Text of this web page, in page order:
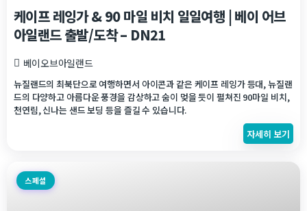
케이프 레잉가 & 90 마일 비치 일일여행 | 베이 어브
아일랜드 출발/도착 – DN21
베이오브아일랜드
뉴질랜드의 최북단으로 여행하면서 아이콘과 같은 케이프 레잉가 등대, 뉴질랜
드의 다양하고 아름다운 풍경을 감상하고 숨이 멎을 듯이 펼쳐진 90마일 비치,
천연림, 신나는 샌드 보딩 등을 즐길 수 있습니다.
자세히 보기
스페셜